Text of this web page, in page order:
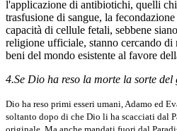
l'applicazione di antibiotichi, quelli
trasfusione di sangue, la
capacità di cellule fetali, sebbene
religione ufficiale, stanno cercando
beni del mondo esistente al favore
4.Se Dio ha reso la morte la sorte del
Dio ha reso primi esseri umani, Adamo ed
soltanto dopo di che Dio li ha scacciati dal